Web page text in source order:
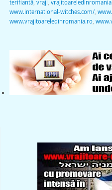
terifiantă, vraji
www.international-witches.com/,
www.vrajitoareledinromania.ro,